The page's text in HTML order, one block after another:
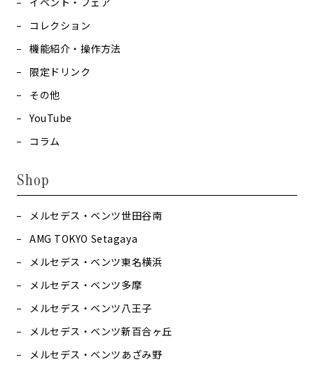
コレクション
機能紹介・操作方法
限定ドリンク
その他
YouTube
コラム
Shop
メルセデス・ベンツ世田谷南
AMG TOKYO Setagaya
メルセデス・ベンツ東名横浜
メルセデス・ベンツ多摩
メルセデス・ベンツ八王子
メルセデス・ベンツ新百合ヶ丘
メルセデス・ベンツあざみ野